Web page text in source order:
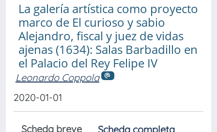
La galería artística como proyecto
marco de El curioso y sabio
Alejandro, fiscal y juez de vidas
ajenas (1634): Salas Barbadillo en
el Palacio del Rey Felipe IV
Leonardo Coppola
2020-01-01
Scheda breve
Scheda completa